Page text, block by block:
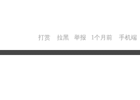
打赏 拉黑 举报 1个月前 手机端